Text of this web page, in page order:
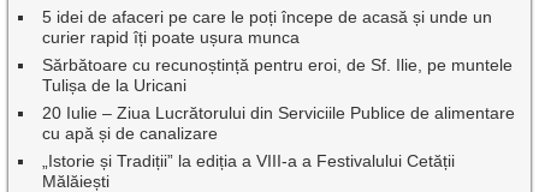
5 idei de afaceri pe care le poți începe de acasă și unde un
curier rapid îți poate ușura munca
Sărbătoare cu recunoștință pentru eroi, de Sf. Ilie, pe muntele
Tulișa de la Uricani
20 Iulie – Ziua Lucrătorului din Serviciile Publice de alimentare
cu apă și de canalizare
„Istorie și Tradiții” la ediția a VIII-a a Festivalului Cetății
Mălăiești